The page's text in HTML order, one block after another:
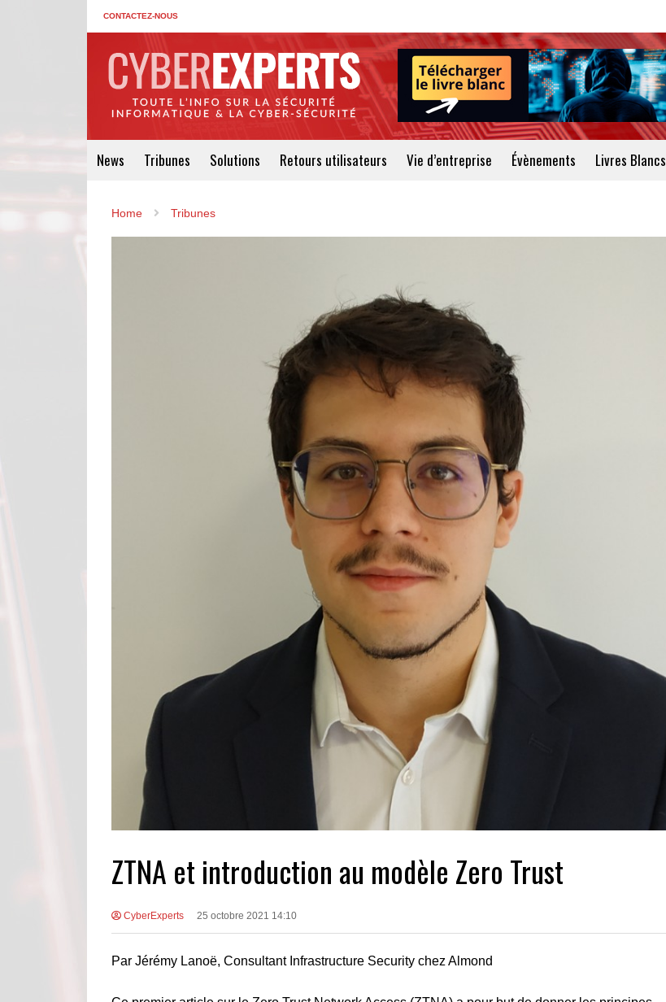
CONTACTEZ-NOUS
News Tribunes Solutions Retours utilisateurs Vie d’entreprise Évènements Livres Blancs
Home Tribunes
ZTNA et introduction au modèle Zero Trust
CyberExperts 25 octobre 2021 14:10
Par Jérémy Lanoë, Consultant Infrastructure Security chez Almond